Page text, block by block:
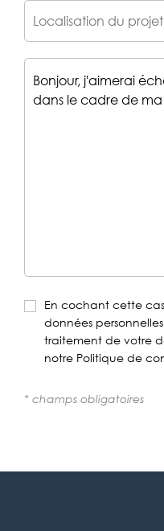
En cochant cette
données
traitement de votre
notre Politique de
* champs obligatoires